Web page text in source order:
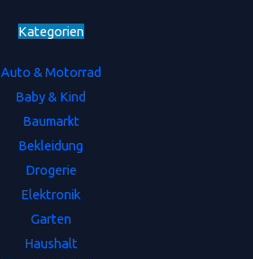
Kategorien
Auto & Motorrad
Baby & Kind
Baumarkt
Bekleidung
Drogerie
Elektronik
Garten
Haushalt